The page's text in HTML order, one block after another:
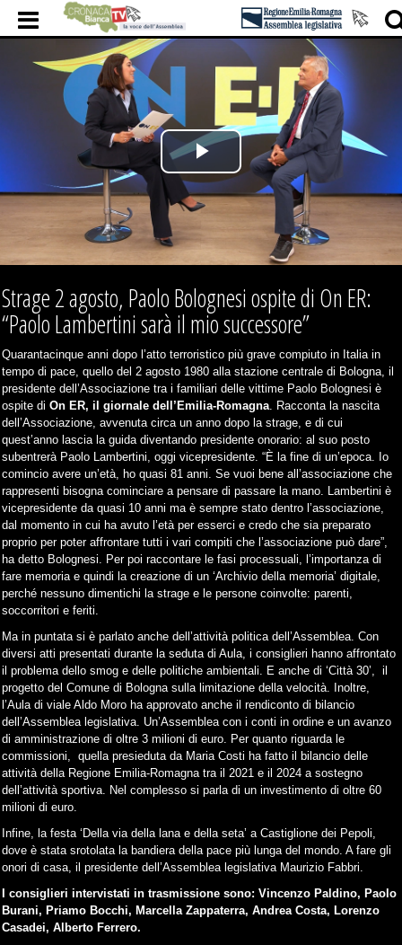
Play
Video
Strage 2 agosto, Paolo Bolognesi ospite di On ER:
“Paolo Lambertini sarà il mio successore”
Quarantacinque anni dopo l’atto terroristico più grave compiuto in Italia in
tempo di pace, quello del 2 agosto 1980 alla stazione centrale di Bologna, il
presidente dell’Associazione tra i familiari delle vittime Paolo Bolognesi è
ospite diOn ER, il giornale dell’Emilia-Romagna . Racconta la nascita
dell’Associazione, avvenuta circa un anno dopo la strage, e di cui
quest’anno lascia la guida diventando presidente onorario: al suo posto
subentrerà Paolo Lambertini, oggi vicepresidente. “È la fine di un’epoca. Io
comincio avere un’età, ho quasi 81 anni. Se vuoi bene all’associazione che
rappresenti bisogna cominciare a pensare di passare la mano. Lambertini è
vicepresidente da quasi 10 anni ma è sempre stato dentro l’associazione,
dal momento in cui ha avuto l’età per esserci e credo che sia preparato
proprio per poter affrontare tutti i vari compiti che l’associazione può dare”,
ha detto Bolognesi. Per poi raccontare le fasi processuali, l’importanza di
fare memoria e quindi la creazione di un ‘Archivio della memoria’ digitale,
perché nessuno dimentichi la strage e le persone coinvolte: parenti,
soccorritori e feriti.
Ma in puntata si è parlato anche dell’attività politica dell’Assemblea. Con
diversi atti presentati durante la seduta di Aula, i consiglieri hanno affrontato
il problema dello smog e delle politiche ambientali. E anche di ‘Città 30’, il
progetto del Comune di Bologna sulla limitazione della velocità. Inoltre,
l’Aula di viale Aldo Moro ha approvato anche il rendiconto di bilancio
dell’Assemblea legislativa. Un’Assemblea con i conti in ordine e un avanzo
di amministrazione di oltre 3 milioni di euro. Per quanto riguarda le
commissioni, quella presieduta da Maria Costi ha fatto il bilancio delle
attività della Regione Emilia-Romagna tra il 2021 e il 2024 a sostegno
dell’attività sportiva. Nel complesso si parla di un investimento di oltre 60
milioni di euro.
Infine, la festa ‘Della via della lana e della seta’ a Castiglione dei Pepoli,
dove è stata srotolata la bandiera della pace più lunga del mondo. A fare gli
onori di casa, il presidente dell’Assemblea legislativa Maurizio Fabbri.
I consiglieri intervistati in trasmissione sono: Vincenzo Paldino, Paolo
Burani, Priamo Bocchi, Marcella Zappaterra, Andrea Costa, Lorenzo
Casadei, Alberto Ferrero.